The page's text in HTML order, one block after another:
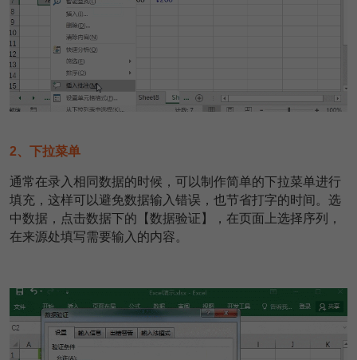
2、下拉菜单
通常在录入相同数据的时候，可以制作简单的下拉菜单进行
填充，这样可以避免数据输入错误，也节省打字的时间。选
中数据，点击数据下的【数据验证】，在页面上选择序列，
在来源处填写需要输入的内容。